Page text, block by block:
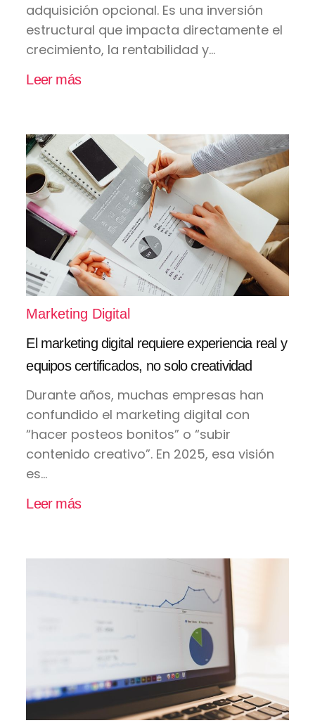
adquisición opcional. Es una inversión
estructural que impacta directamente el
crecimiento, la rentabilidad y...
Leer más
Marketing Digital
El marketing digital requiere experiencia real y
equipos certificados, no solo creatividad
Durante años, muchas empresas han
confundido el marketing digital con
“hacer posteos bonitos” o “subir
contenido creativo”. En 2025, esa visión
es...
Leer más